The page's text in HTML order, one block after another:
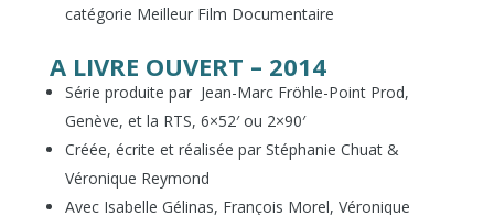
catégorie Meilleur Film Documentaire
A LIVRE OUVERT – 2014
Série produite par Jean-Marc Fröhle-Point Prod,
Genève, et la RTS, 6×52′ ou 2×90′
Créée, écrite et réalisée par Stéphanie Chuat &
Véronique Reymond
Avec Isabelle Gélinas, François Morel, Véronique